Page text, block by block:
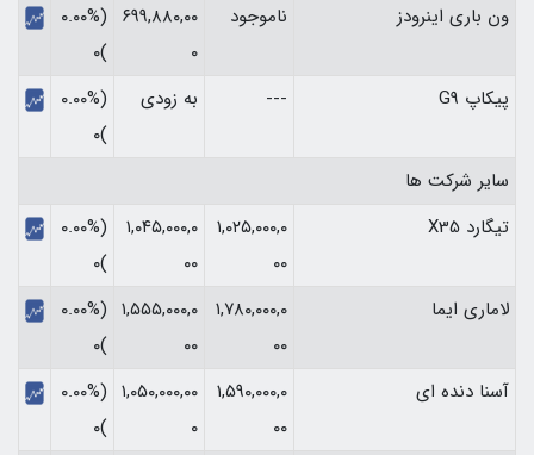
ون باری اینرودز
ناموجود
۶۹۹,۸۸۰,۰۰
۰
(۰.۰۰%
)۰
پیکاپ G9
--- به زودی
(۰.۰۰%
)۰
سایر شرکت ها
تیگارد X35
۱,۰۲۵,۰۰۰,۰
۰۰
۱,۰۴۵,۰۰۰,۰
۰۰
(۰.۰۰%
)۰
لاماری ایما
۱,۷۸۰,۰۰۰,۰
۰۰
۱,۵۵۵,۰۰۰,۰
۰۰
(۰.۰۰%
)۰
آسنا دنده ای
۱,۵۹۰,۰۰۰,۰
۰۰
۱,۰۵۰,۰۰۰,۰۰
۰
(۰.۰۰%
)۰